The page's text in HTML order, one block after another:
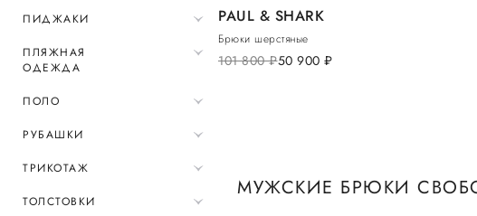
ПИДЖАКИ
ПЛЯЖНАЯ
ОДЕЖДА
ПОЛО
РУБАШКИ
ТРИКОТАЖ
ТОЛСТОВКИ
PAUL & SHARK
Брюки шерстяные
101 800руб.50 900 руб.
МУЖСКИЕ БРЮКИ